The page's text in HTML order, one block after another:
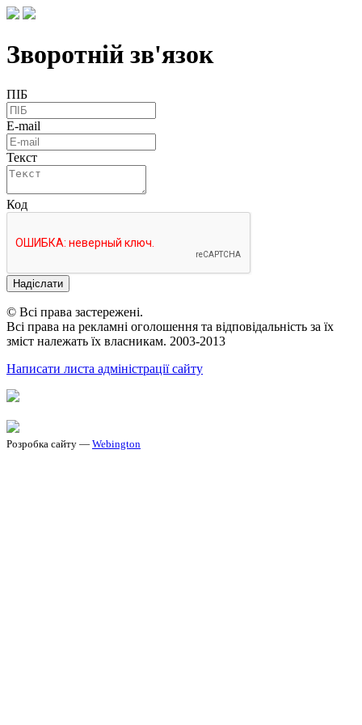
Зворотній зв'язок
ПІБ
E-mail
Текст
Код
Надіслати
© Всі права застережені.
Всі права на рекламні оголошення та відповідальність за їх
зміст належать їх власникам. 2003-2013
Написати листа адміністрації сайту
Розробка сайту — Webington